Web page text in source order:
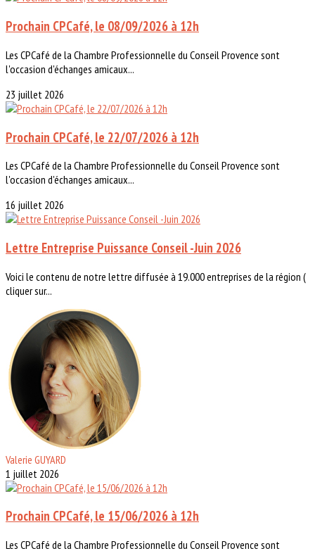
Prochain CPCafé, le 08/09/2026 à 12h
Les CPCafé de la Chambre Professionnelle du Conseil Provence sont
l'occasion d'échanges amicaux...
23 juillet 2026
Prochain CPCafé, le 22/07/2026 à 12h
Les CPCafé de la Chambre Professionnelle du Conseil Provence sont
l'occasion d'échanges amicaux...
16 juillet 2026
Lettre Entreprise Puissance Conseil -Juin 2026
Voici le contenu de notre lettre diffusée à 19.000 entreprises de la région (
cliquer sur...
Valerie GUYARD
1 juillet 2026
Prochain CPCafé, le 15/06/2026 à 12h
Les CPCafé de la Chambre Professionnelle du Conseil Provence sont